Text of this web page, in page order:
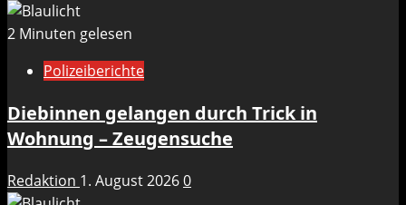
2 Minuten gelesen
Polizeiberichte
Diebinnen gelangen durch Trick in
Wohnung – Zeugensuche
Redaktion 1. August 20260